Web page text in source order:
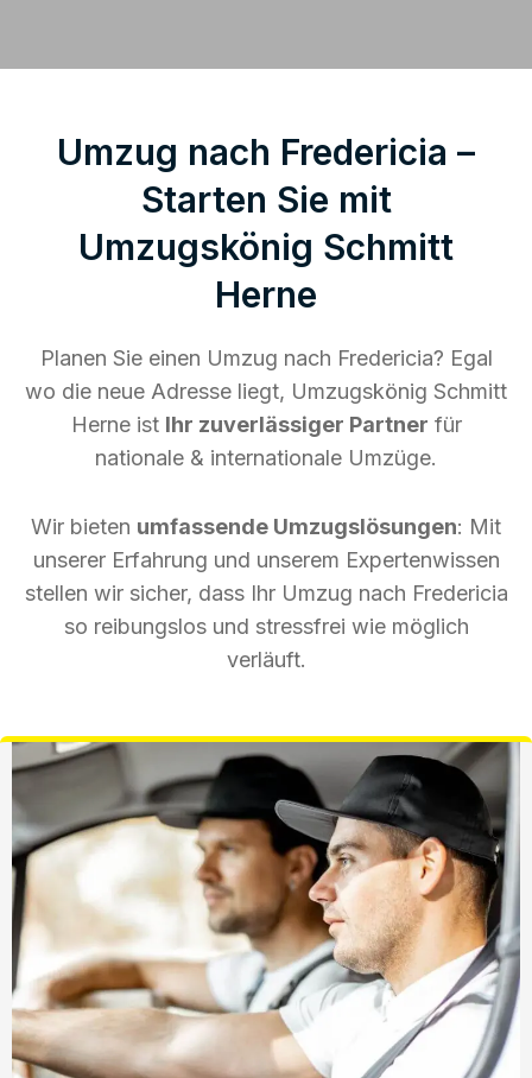
Umzug nach Fredericia –
Starten Sie mit
Umzugskönig Schmitt
Herne
Planen Sie einen Umzug nach Fredericia? Egal
wo die neue Adresse liegt, Umzugskönig Schmitt
Herne ist Ihr zuverlässiger Partner für
nationale & internationale Umzüge.
Wir bieten umfassende Umzugslösungen: Mit
unserer Erfahrung und unserem Expertenwissen
stellen wir sicher, dass Ihr Umzug nach Fredericia
so reibungslos und stressfrei wie möglich
verläuft.